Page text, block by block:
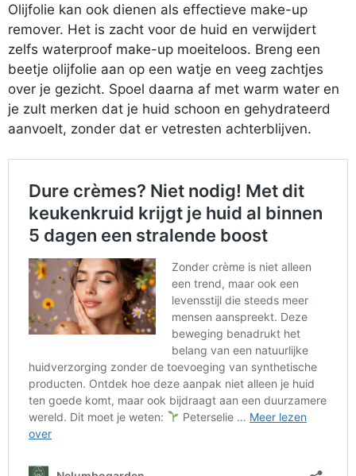
Olijfolie kan ook dienen als effectieve make-up
remover. Het is zacht voor de huid en verwijdert
zelfs waterproof make-up moeiteloos. Breng een
beetje olijfolie aan op een watje en veeg zachtjes
over je gezicht. Spoel daarna af met warm water en
je zult merken dat je huid schoon en gehydrateerd
aanvoelt, zonder dat er vetresten achterblijven.